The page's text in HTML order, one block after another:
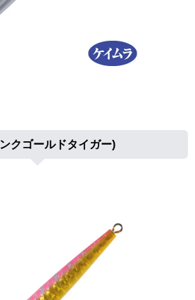
クゴールドタイガー)